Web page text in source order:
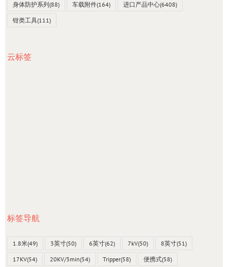
身体防护系列(88) 车载附件(164) 进口产品中心(6408)
钳类工具(111)
云标签
标签导航
1.8米(49) 3英寸(50) 6英寸(62) 7kV(50) 8英寸(51)
17KV(54) 20KV/3min(54) Tripper(58) 便携式(58)